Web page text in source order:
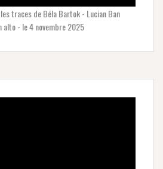
traces de Béla Bartok - Lucian Ban
alto - le 4 novembre 2025